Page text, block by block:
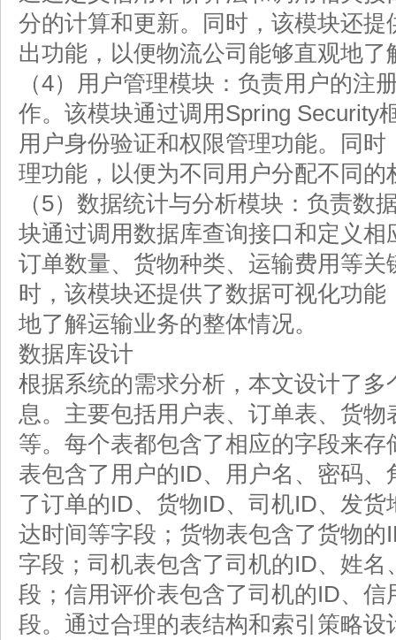
分的计算和更新。同时，该模块还
出功能，以便物流公司能够直观地
（4）用户管理模块：负责用户的注
作。该模块通过调用Spring Security
用户身份验证和权限管理功能。同
理功能，以便为不同用户分配不同的
（5）数据统计与分析模块：负责数
块通过调用数据库查询接口和定义
订单数量、货物种类、运输费用等
时，该模块还提供了数据可视化功
地了解运输业务的整体情况。
数据库设计
根据系统的需求分析，本文设计了
息。主要包括用户表、订单表、货
等。每个表都包含了相应的字段来
表包含了用户的ID、用户名、密码
了订单的ID、货物ID、司机ID、发
达时间等字段；货物表包含了货物
字段；司机表包含了司机的ID、姓
段；信用评价表包含了司机的ID、
段。通过合理的表结构和索引策略